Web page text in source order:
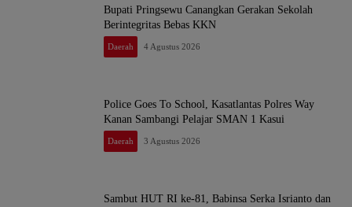
Bupati Pringsewu Canangkan Gerakan Sekolah
Berintegritas Bebas KKN
Daerah 4 Agustus 2026
Police Goes To School, Kasatlantas Polres Way
Kanan Sambangi Pelajar SMAN 1 Kasui
Daerah 3 Agustus 2026
Sambut HUT RI ke-81, Babinsa Serka Isrianto dan